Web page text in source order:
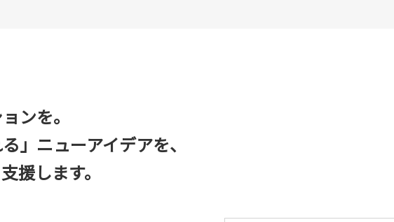
ンを。
」ニューアイデアを、
援します。